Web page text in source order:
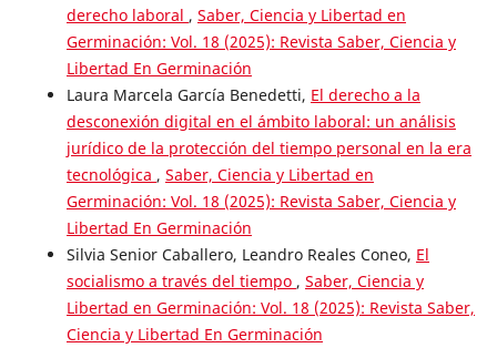
derecho laboral , Saber, Ciencia y Libertad en
Germinación: Vol. 18 (2025): Revista Saber, Ciencia y
Libertad En Germinación
Laura Marcela García Benedetti, El derecho a la
desconexión digital en el ámbito laboral: un análisis
jurídico de la protección del tiempo personal en la era
tecnológica , Saber, Ciencia y Libertad en
Germinación: Vol. 18 (2025): Revista Saber, Ciencia y
Libertad En Germinación
Silvia Senior Caballero, Leandro Reales Coneo, El
socialismo a través del tiempo , Saber, Ciencia y
Libertad en Germinación: Vol. 18 (2025): Revista Saber,
Ciencia y Libertad En Germinación